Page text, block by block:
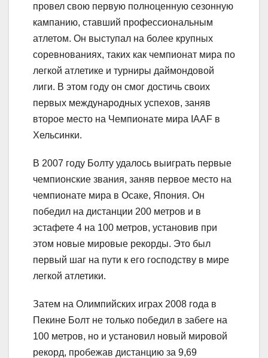
провел свою первую полноценную сезонную
кампанию, ставший профессиональным
атлетом. Он выступал на более крупных
соревнованиях, таких как чемпионат мира по
легкой атлетике и турниры даймондовой
лиги. В этом году он смог достичь своих
первых международных успехов, заняв
второе место на Чемпионате мира IAAF в
Хельсинки.
В 2007 году Болту удалось выиграть первые
чемпионские звания, заняв первое место на
чемпионате мира в Осаке, Япония. Он
победил на дистанции 200 метров и в
эстафете 4 на 100 метров, установив при
этом новые мировые рекорды. Это был
первый шаг на пути к его господству в мире
легкой атлетики.
Затем на Олимпийских играх 2008 года в
Пекине Болт не только победил в забеге на
100 метров, но и установил новый мировой
рекорд, пробежав дистанцию за 9,69